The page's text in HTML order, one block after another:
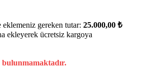
gereken tutar: 25.000,00 ₺
ekleyerek ücretsiz kargoya